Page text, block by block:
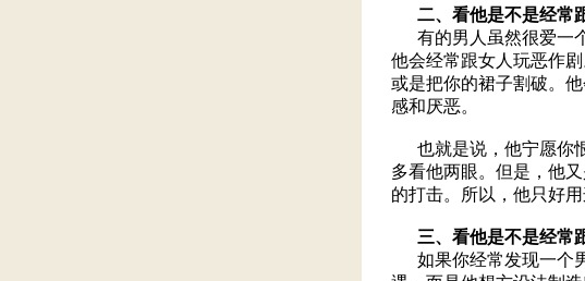
二、看他是不是经常
有的男人虽然很爱一个
他会经常跟女人玩恶作
或是把你的裙子割破。
感和厌恶。
也就是说，他宁愿你
多看他两眼。但是，他
的打击。所以，他只好
三、看他是不是经常
如果你经常发现一个